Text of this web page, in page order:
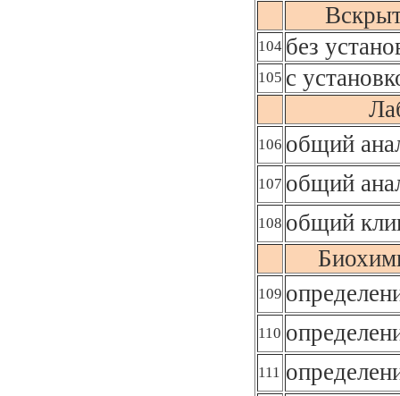
104 без
105 с
106 общий
107 общий
108 общий
109
110
111